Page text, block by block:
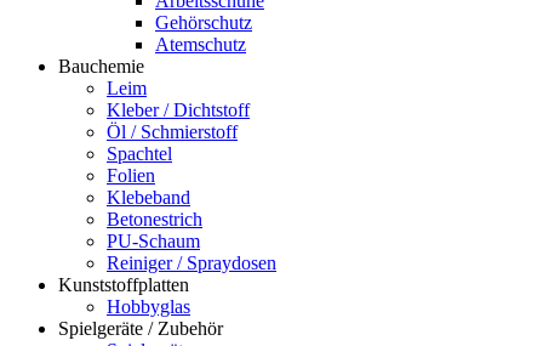
Gehörschutz
Atemschutz
Bauchemie
Leim
Kleber / Dichtstoff
Öl / Schmierstoff
Spachtel
Folien
Klebeband
Betonestrich
PU-Schaum
Reiniger / Spraydosen
Kunststoffplatten
Hobbyglas
Spielgeräte / Zubehör